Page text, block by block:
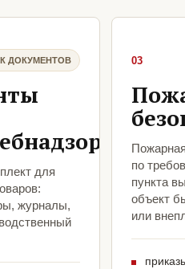
ДОКУМЕНТОВ
для
журналы,
03
по
пункта
объект
или